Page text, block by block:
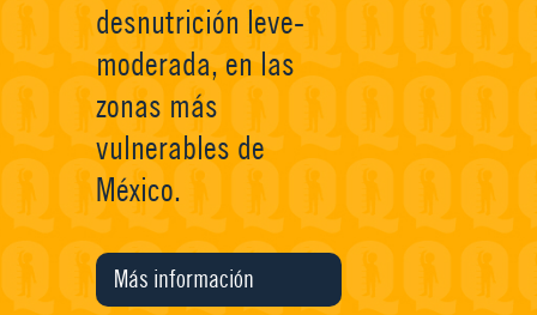
desnutrición leve-
moderada, en las
zonas más
vulnerables de
México.
Más información